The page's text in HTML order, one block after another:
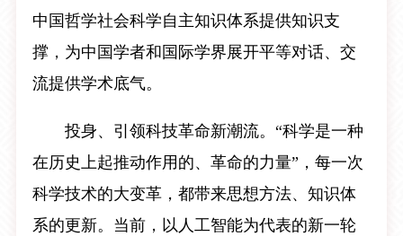
中国哲学社会科学自主知识体系提供知识支
撑，为中国学者和国际学界展开平等对话、交
流提供学术底气。
投身、引领科技革命新潮流。“科学是一种
在历史上起推动作用的、革命的力量”，每一次
科学技术的大变革，都带来思想方法、知识体
系的更新。当前，以人工智能为代表的新一轮